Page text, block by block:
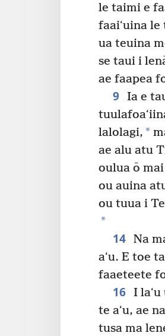
le taimi e
faaiʻuina le
ua teuina
se taui i
ae faapea
9 Ia e
lalolagi, *
ae alu atu
oulua ō
ou auina
ou tuua i
*
14 Na
aʻu. E toe
faaeteete
16 I
te aʻu, ae
tusa ma